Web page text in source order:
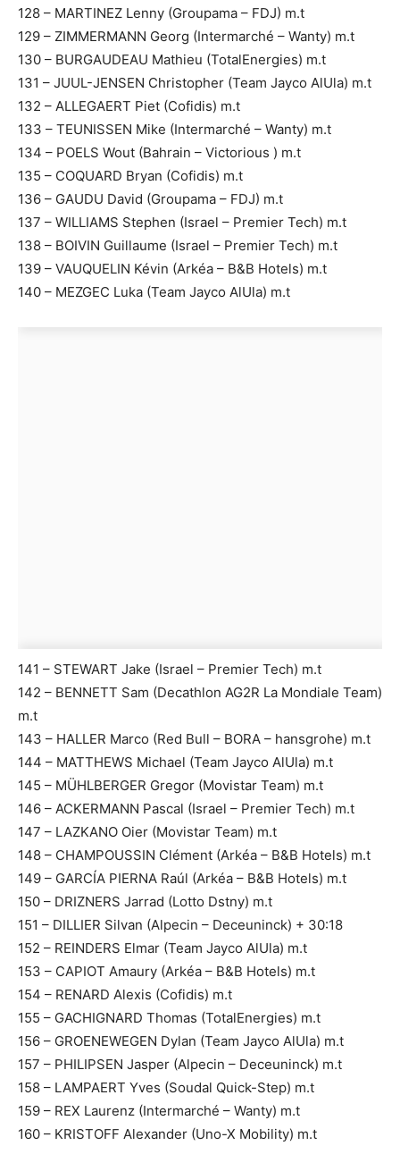
128 – MARTINEZ Lenny (Groupama – FDJ) m.t
129 – ZIMMERMANN Georg (Intermarché – Wanty) m.t
130 – BURGAUDEAU Mathieu (TotalEnergies) m.t
131 – JUUL-JENSEN Christopher (Team Jayco AlUla) m.t
132 – ALLEGAERT Piet (Cofidis) m.t
133 – TEUNISSEN Mike (Intermarché – Wanty) m.t
134 – POELS Wout (Bahrain – Victorious ) m.t
135 – COQUARD Bryan (Cofidis) m.t
136 – GAUDU David (Groupama – FDJ) m.t
137 – WILLIAMS Stephen (Israel – Premier Tech) m.t
138 – BOIVIN Guillaume (Israel – Premier Tech) m.t
139 – VAUQUELIN Kévin (Arkéa – B&B Hotels) m.t
140 – MEZGEC Luka (Team Jayco AlUla) m.t
141 – STEWART Jake (Israel – Premier Tech) m.t
142 – BENNETT Sam (Decathlon AG2R La Mondiale Team)
m.t
143 – HALLER Marco (Red Bull – BORA – hansgrohe) m.t
144 – MATTHEWS Michael (Team Jayco AlUla) m.t
145 – MÜHLBERGER Gregor (Movistar Team) m.t
146 – ACKERMANN Pascal (Israel – Premier Tech) m.t
147 – LAZKANO Oier (Movistar Team) m.t
148 – CHAMPOUSSIN Clément (Arkéa – B&B Hotels) m.t
149 – GARCÍA PIERNA Raúl (Arkéa – B&B Hotels) m.t
150 – DRIZNERS Jarrad (Lotto Dstny) m.t
151 – DILLIER Silvan (Alpecin – Deceuninck) + 30:18
152 – REINDERS Elmar (Team Jayco AlUla) m.t
153 – CAPIOT Amaury (Arkéa – B&B Hotels) m.t
154 – RENARD Alexis (Cofidis) m.t
155 – GACHIGNARD Thomas (TotalEnergies) m.t
156 – GROENEWEGEN Dylan (Team Jayco AlUla) m.t
157 – PHILIPSEN Jasper (Alpecin – Deceuninck) m.t
158 – LAMPAERT Yves (Soudal Quick-Step) m.t
159 – REX Laurenz (Intermarché – Wanty) m.t
160 – KRISTOFF Alexander (Uno-X Mobility) m.t